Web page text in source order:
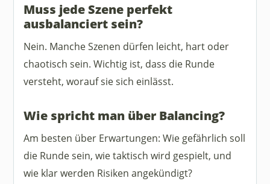
Muss jede Szene perfekt
ausbalanciert sein?
Nein. Manche Szenen dürfen leicht, hart oder
chaotisch sein. Wichtig ist, dass die Runde
versteht, worauf sie sich einlässt.
Wie spricht man über Balancing?
Am besten über Erwartungen: Wie gefährlich soll
die Runde sein, wie taktisch wird gespielt, und
wie klar werden Risiken angekündigt?